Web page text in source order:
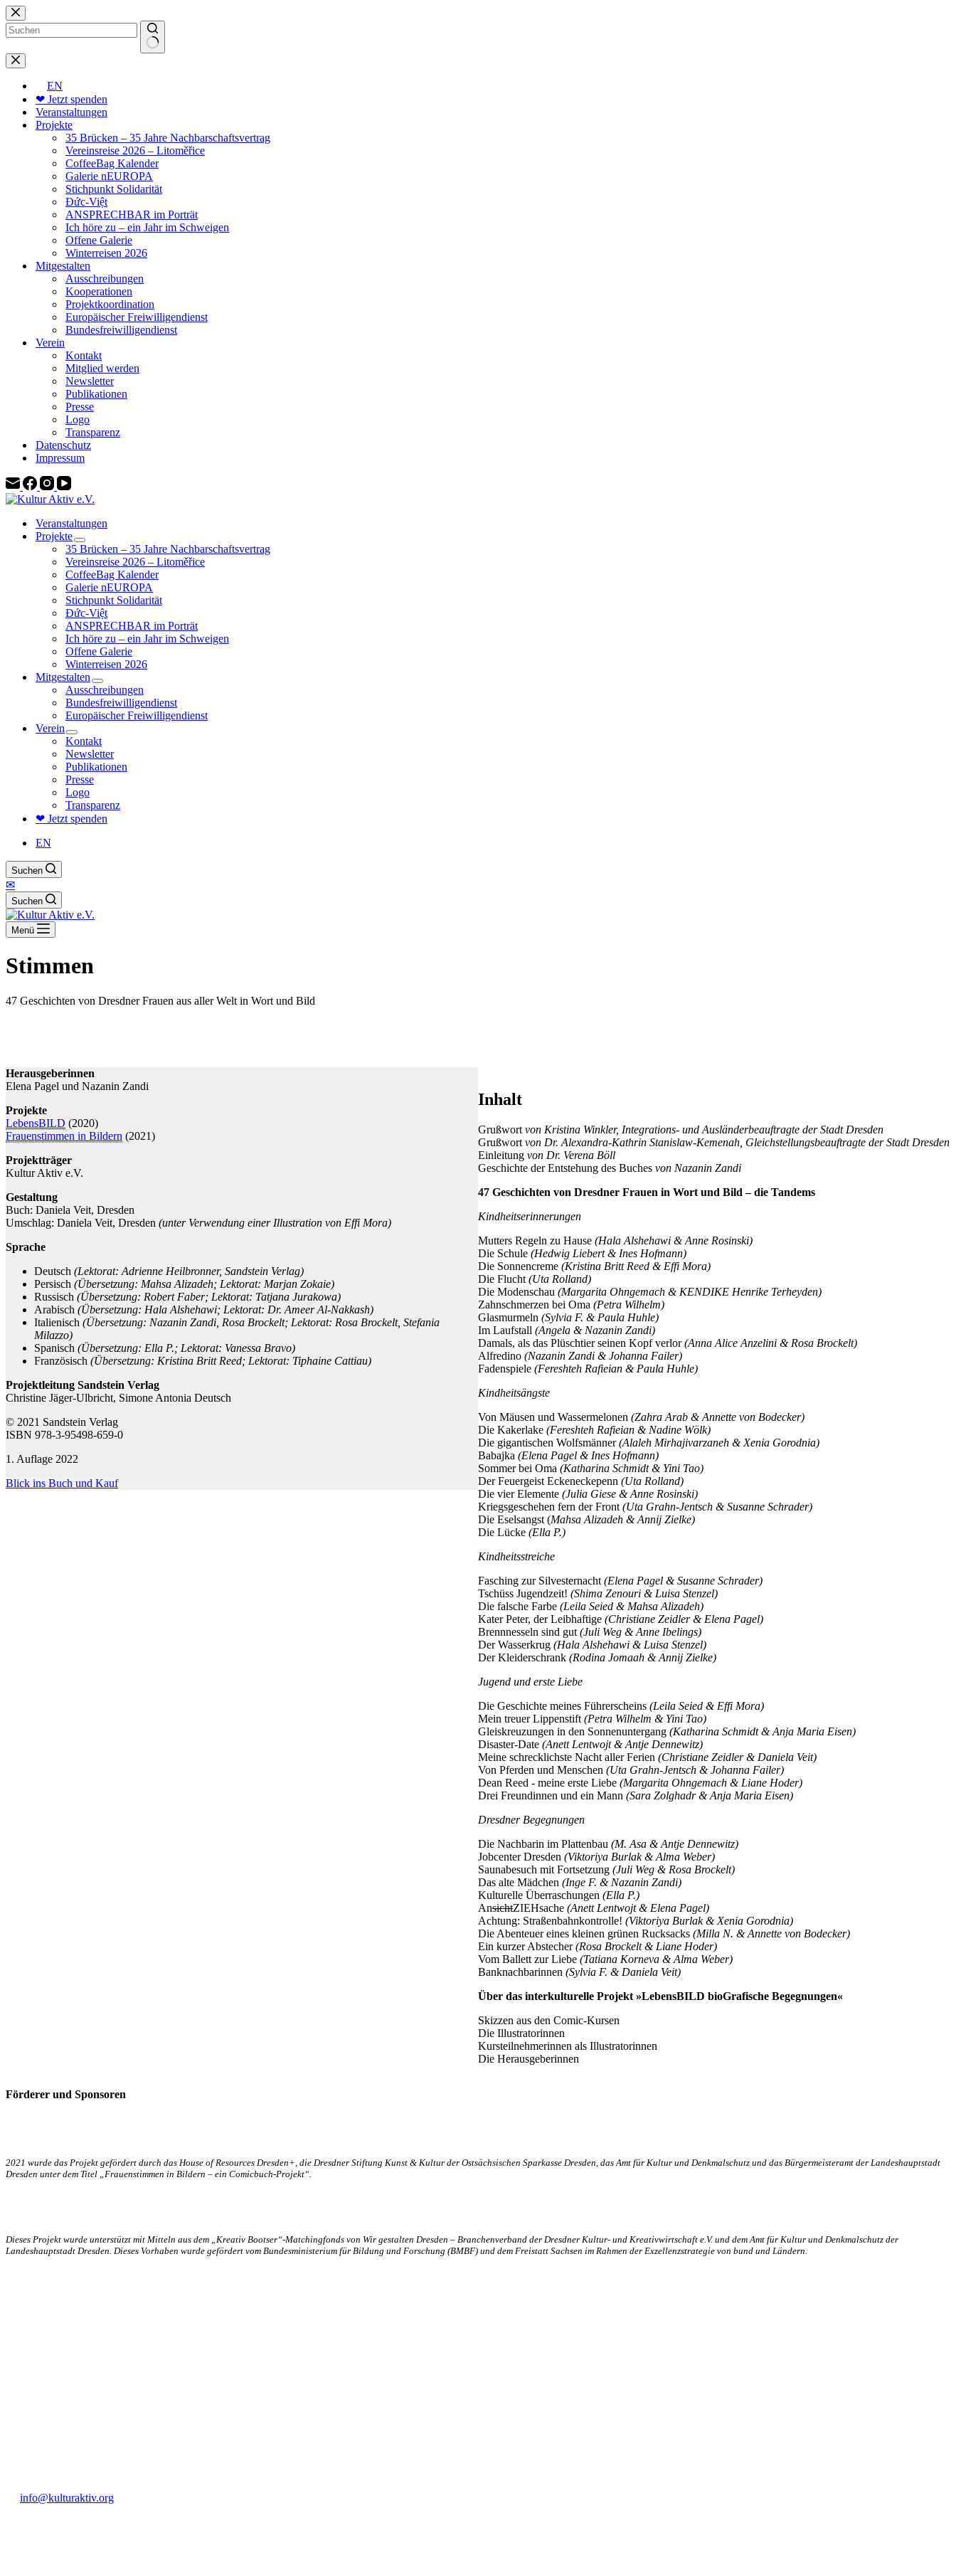
Zum
Inhalt
springen
Keine
Ergebnisse
EN
❤ Jetzt spenden
Veranstaltungen
Projekte
35 Brücken – 35 Jahre Nachbarschaftsvertrag
Vereinsreise 2026 – Litoměřice
CoffeeBag Kalender
Galerie nEUROPA
Stichpunkt Solidarität
Đức-Việt
ANSPRECHBAR im Porträt
Ich höre zu – ein Jahr im Schweigen
Offene Galerie
Winterreisen 2026
Mitgestalten
Ausschreibungen
Kooperationen
Projektkoordination
Europäischer Freiwilligendienst
Bundesfreiwilligendienst
Verein
Kontakt
Mitglied werden
Newsletter
Publikationen
Presse
Logo
Transparenz
Datenschutz
Impressum
Veranstaltungen
Projekte
35 Brücken – 35 Jahre Nachbarschaftsvertrag
Vereinsreise 2026 – Litoměřice
CoffeeBag Kalender
Galerie nEUROPA
Stichpunkt Solidarität
Đức-Việt
ANSPRECHBAR im Porträt
Ich höre zu – ein Jahr im Schweigen
Offene Galerie
Winterreisen 2026
Mitgestalten
Ausschreibungen
Bundesfreiwilligendienst
Europäischer Freiwilligendienst
Verein
Kontakt
Newsletter
Publikationen
Presse
Logo
Transparenz
❤ Jetzt spenden
EN
Suchen
✉
Suchen
Menü
Stimmen
47 Geschichten von Dresdner Frauen aus aller Welt in Wort und Bild
Herausgeberinnen
Elena Pagel und Nazanin Zandi
Projekte
LebensBILD (2020)
Frauenstimmen in Bildern (2021)
Projektträger
Kultur Aktiv e.V.
Gestaltung
Buch: Daniela Veit, Dresden
Umschlag: Daniela Veit, Dresden (unter Verwendung einer Illustration von Effi Mora)
Sprache
Deutsch (Lektorat: Adrienne Heilbronner, Sandstein Verlag)
Persisch (Übersetzung: Mahsa Alizadeh; Lektorat: Marjan Zokaie)
Russisch (Übersetzung: Robert Faber; Lektorat: Tatjana Jurakowa)
Arabisch (Übersetzung: Hala Alshehawi; Lektorat: Dr. Ameer Al-Nakkash)
Italienisch (Übersetzung: Nazanin Zandi, Rosa Brockelt; Lektorat: Rosa Brockelt, Stefania
Milazzo)
Spanisch (Übersetzung: Ella P.; Lektorat: Vanessa Bravo)
Französisch (Übersetzung: Kristina Britt Reed; Lektorat: Tiphaine Cattiau)
Projektleitung Sandstein Verlag
Christine Jäger-Ulbricht, Simone Antonia Deutsch
© 2021 Sandstein Verlag
ISBN 978-3-95498-659-0
1. Auflage 2022
Blick ins Buch und Kauf
Inhalt
Grußwort von Kristina Winkler, Integrations- und Ausländerbeauftragte der Stadt Dresden
Grußwort von Dr. Alexandra-Kathrin Stanislaw-Kemenah, Gleichstellungsbeauftragte der Stadt Dresden
Einleitung von Dr. Verena Böll
Geschichte der Entstehung des Buches von Nazanin Zandi
47 Geschichten von Dresdner Frauen in Wort und Bild – die Tandems
Kindheitserinnerungen
Mutters Regeln zu Hause (Hala Alshehawi & Anne Rosinski)
Die Schule (Hedwig Liebert & Ines Hofmann)
Die Sonnencreme (Kristina Britt Reed & Effi Mora)
Die Flucht (Uta Rolland)
Die Modenschau (Margarita Ohngemach & KENDIKE Henrike Terheyden)
Zahnschmerzen bei Oma (Petra Wilhelm)
Glasmurmeln (Sylvia F. & Paula Huhle)
Im Laufstall (Angela & Nazanin Zandi)
Damals, als das Plüschtier seinen Kopf verlor(Anna Alice Anzelini & Rosa Brockelt)
Alfredino (Nazanin Zandi & Johanna Failer)
Fadenspiele (Fereshteh Rafieian & Paula Huhle)
Kindheitsängste
Von Mäusen und Wassermelonen (Zahra Arab & Annette von Bodecker)
Die Kakerlake (Fereshteh Rafieian & Nadine Wölk)
Die gigantischen Wolfsmänner(Alaleh Mirhajivarzaneh & Xenia Gorodnia)
Babajka (Elena Pagel & Ines Hofmann)
Sommer bei Oma (Katharina Schmidt & Yini Tao)
Der Feuergeist Eckeneckepenn (Uta Rolland)
Die vier Elemente (Julia Giese & Anne Rosinski)
Kriegsgeschehen fern der Front (Uta Grahn-Jentsch & Susanne Schrader)
Die Eselsangst (Mahsa Alizadeh & Annij Zielke)
Die Lücke (Ella P.)
Kindheitsstreiche
Fasching zur Silvesternacht (Elena Pagel & Susanne Schrader)
Tschüss Jugendzeit! (Shima Zenouri & Luisa Stenzel)
Die falsche Farbe (Leila Seied & Mahsa Alizadeh)
Kater Peter, der Leibhaftige (Christiane Zeidler & Elena Pagel)
Brennnesseln sind gut (Juli Weg & Anne Ibelings)
Der Wasserkrug (Hala Alshehawi & Luisa Stenzel)
Der Kleiderschrank (Rodina Jomaah & Annij Zielke)
Jugend und erste Liebe
Die Geschichte meines Führerscheins (Leila Seied & Effi Mora)
Mein treuer Lippenstift (Petra Wilhelm & Yini Tao)
Gleiskreuzungen in den Sonnenuntergang (Katharina Schmidt & Anja Maria Eisen)
Disaster-Date (Anett Lentwojt & Antje Dennewitz)
Meine schrecklichste Nacht aller Ferien (Christiane Zeidler & Daniela Veit)
Von Pferden und Menschen (Uta Grahn-Jentsch & Johanna Failer)
Dean Reed ‐ meine erste Liebe (Margarita Ohngemach & Liane Hoder)
Drei Freundinnen und ein Mann (Sara Zolghadr & Anja Maria Eisen)
Dresdner Begegnungen
Die Nachbarin im Plattenbau (M. Asa & Antje Dennewitz)
Jobcenter Dresden (Viktoriya Burlak & Alma Weber)
Saunabesuch mit Fortsetzung (Juli Weg & Rosa Brockelt)
Das alte Mädchen (Inge F. & Nazanin Zandi)
Kulturelle Überraschungen (Ella P.)
AnsichtZIEHsache (Anett Lentwojt & Elena Pagel)
Achtung: Straßenbahnkontrolle! (Viktoriya Burlak & Xenia Gorodnia)
Die Abenteuer eines kleinen grünen Rucksacks (Milla N. & Annette von Bodecker)
Ein kurzer Abstecher(Rosa Brockelt & Liane Hoder)
Vom Ballett zur Liebe (Tatiana Korneva & Alma Weber)
Banknachbarinnen (Sylvia F. & Daniela Veit)
Über das interkulturelle Projekt »LebensBILD bioGrafische Begegnungen«
Skizzen aus den Comic-Kursen
Die Illustratorinnen
Kursteilnehmerinnen als Illustratorinnen
Die Herausgeberinnen
Förderer und Sponsoren
2021 wurde das Projekt gefördert durch das House of Resources Dresden+, die Dresdner Stiftung Kunst & Kultur der Ostsächsischen Sparkasse Dresden, das Amt für Kultur und Denkmalschutz und das Bürgermeisteramt der Landeshauptstadt
Dresden unter dem Titel „Frauenstimmen in Bildern – ein Comicbuch-Projekt“.
Dieses Projekt wurde unterstützt mit Mitteln aus dem „Kreativ Bootser“-Matchingfonds von Wir gestalten Dresden – Branchenverband der Dresdner Kultur- und Kreativwirtschaft e.V. und dem Amt für Kultur und Denkmalschutz der
Landeshauptstadt Dresden. Dieses Vorhaben wurde gefördert vom Bundesministerium für Bildung und Forschung (BMBF) und dem Freistatt Sachsen im Rahmen der Exzellenzstrategie von bund und Ländern.
info@kulturaktiv.org